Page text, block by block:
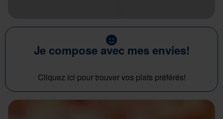
Je compose avec mes envies!
Cliquez ici pour trouver vos plats préférés!